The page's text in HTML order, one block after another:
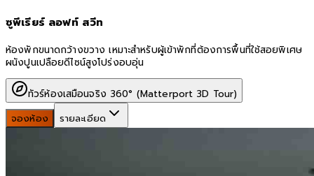
ซูพีเรียร์ ลอฟท์ สวีท
ห้องพักขนาดกว้างขวาง เหมาะสำหรับผู้เข้าพักที่ต้องการพื้นที่ใช้สอยพิเศษ
ผนังปูนเปลือยดีไซน์สูงโปร่งอบอุ่น
ทัวร์ห้องเสมือนจริง 360° (Matterport 3D Tour)
จองห้อง
รายละเอียด